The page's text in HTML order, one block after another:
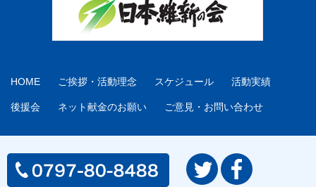
HOME ご挨拶・活動理念 スケジュール 活動実績
後援会 ネット献金のお願い ご意見・お問い合わせ